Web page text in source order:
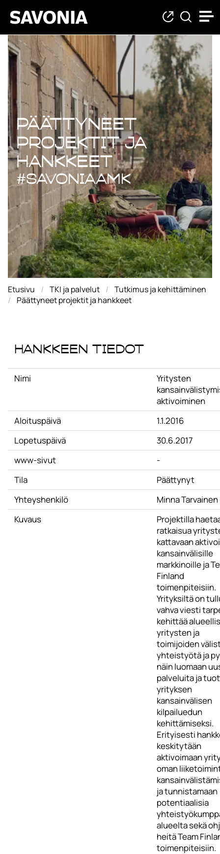
Päättyneet
Päättyneet
projektit ja
hankkeet
#savoniaAMK
Etusivu TKI ja palvelut
Tutkimus ja kehittäminen
Päättyneet projektit ja hankkeet
Hankkeen tiedot
Nimi
Yritysten
aktivoiminen
Aloituspäivä
1.1.2016
Lopetuspäivä
30.6.2017
www-sivut
-
Tila
Päättynyt
Yhteyshenkilö
Minna Tarvainen
Kuvaus
Projektilla
ratkaisua
kattavaan
kansainvälisille
markkinoille ja
Finland
toimenpiteisiin.
Yrityksiltä on
vahva viesti
kehittää
yritysten ja
toimijoiden
yhteistyötä ja
näin luomaan
palveluita ja
yrityksen
kansainvälisen
kilpailuedun
kehittämiseksi.
Erityisesti
keskitytään
aktivoimaan
oman
ja tunnistamaan
potentiaalisia
alueelta sekä
heitä Team
toimenpiteisiin.